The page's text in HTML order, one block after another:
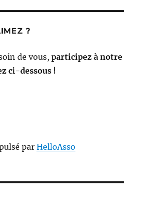
?
de vous,participez à notre
ci-dessous !
par HelloAsso